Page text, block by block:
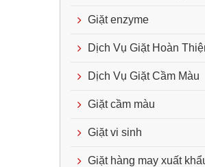
Giặt enzyme
Dịch Vụ Giặt Hoàn
Dịch Vụ Giặt Cầm Màu
Giặt cầm màu
Giặt vi sinh
Giặt hàng may xuất